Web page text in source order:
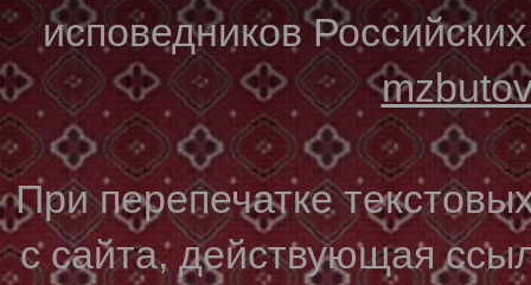
исповедников
При перепечатке
с сайта, действующая